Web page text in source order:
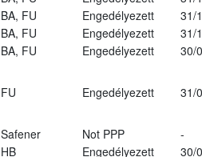
BA, FU Engedélyezett
31/
BA, FU Engedélyezett
31/
BA, FU Engedélyezett
30/
FU Engedélyezett 31/
Safener Not PPP
-
HB Engedélyezett
30/